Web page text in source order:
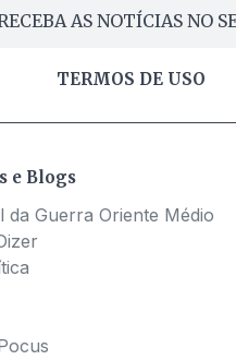
AS NOTÍCIAS NO
TERMOS DE USO
e Blogs
da Guerra Oriente Médio